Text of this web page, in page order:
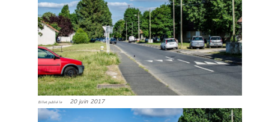
Billet publié le 20 juin 2017